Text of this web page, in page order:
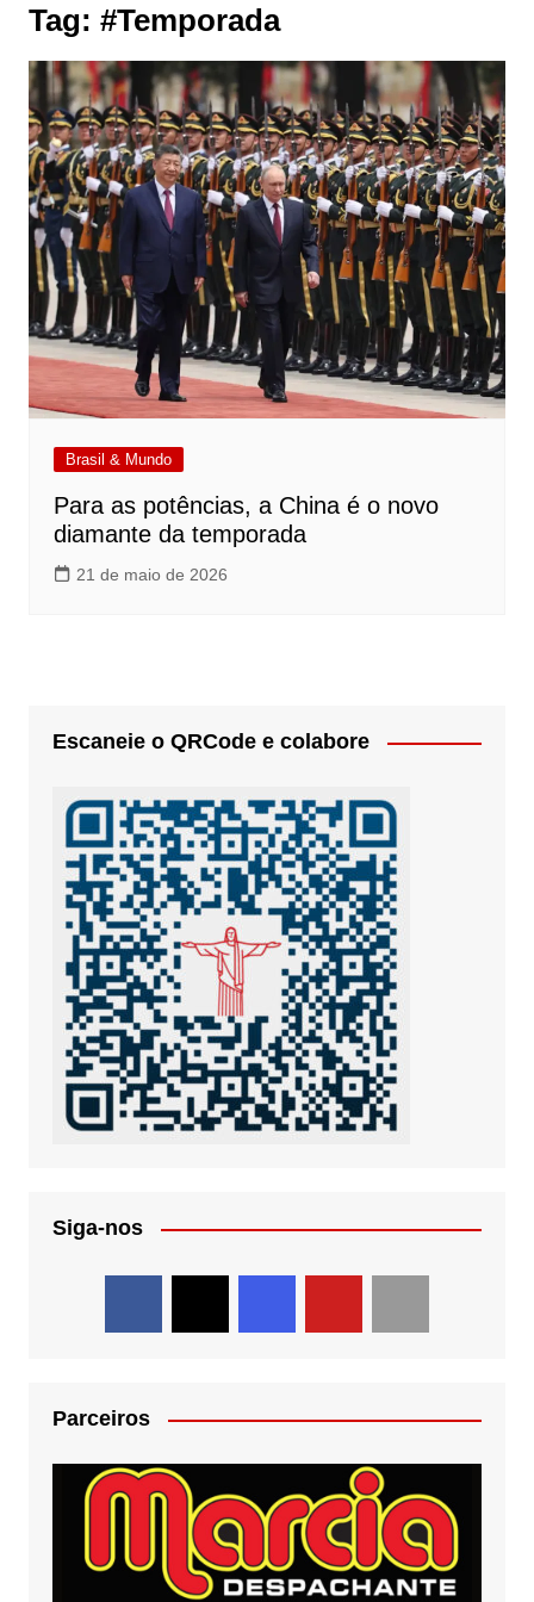
Tag: #Temporada
Brasil & Mundo
Para as potências, a China é o novo
diamante da temporada
21 de maio de 2026
Escaneie o QRCode e colabore
Siga-nos
Parceiros